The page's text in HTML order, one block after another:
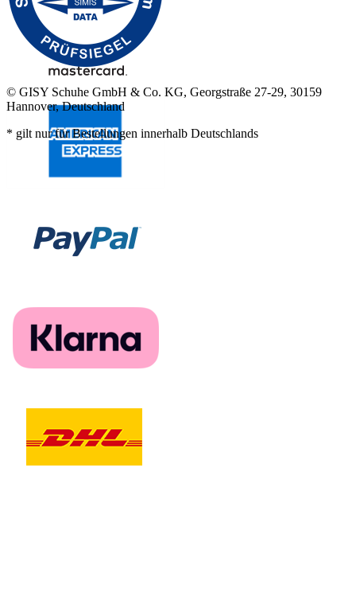
© GISY Schuhe GmbH & Co. KG, Georgstraße 27-29, 30159
Hannover, Deutschland
* gilt nur für Bestellungen innerhalb Deutschlands